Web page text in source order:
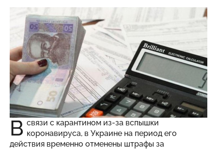
В связи с карантином из-за вспышки
коронавируса, в Украине на период его
действия временно отменены штрафы за